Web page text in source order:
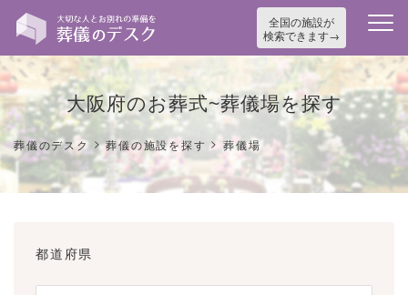
全国の施設が
検索できます
大阪府のお葬式~葬儀場を探す
葬儀のデスク >葬儀の施設を探す >葬儀場
都道府県